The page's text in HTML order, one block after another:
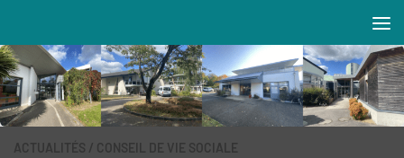
Résidences MAREVA
ACTUALITÉS / CONSEIL DE VIE SOCIALE